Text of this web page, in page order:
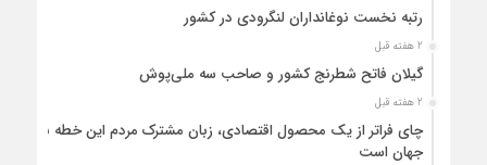
رتبه نخست نوغانداران لنگرودی در کشور
2 هفته قبل
گیلان فاتح شطرنج کشور و صاحب سه ملی‌پوش
2 هفته قبل
چای فراتر از یک محصول اقتصادی، زبان مشترک مردم این خطه با
جهان است